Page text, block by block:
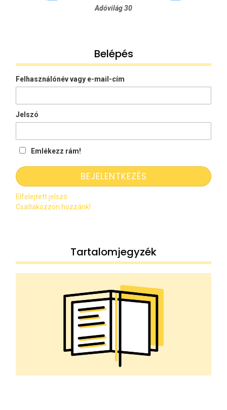
Adóvilág 30
Belépés
Felhasználónév vagy e-mail-cím
Jelszó
Emlékezz rám!
Elfelejtett jelszó
Csatlakozzon hozzánk!
Tartalomjegyzék